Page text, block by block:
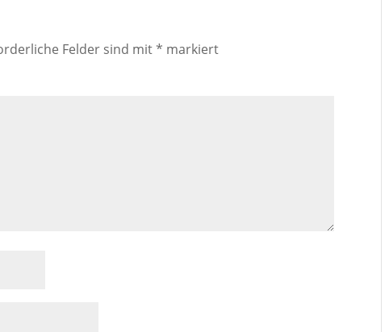
Felder sind mit* markiert